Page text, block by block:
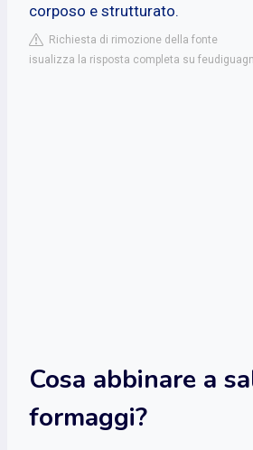
corposo e strutturato.
Richiesta di rimozione della fonte
isualizza la risposta completa su
Cosa abbinare a
formaggi?